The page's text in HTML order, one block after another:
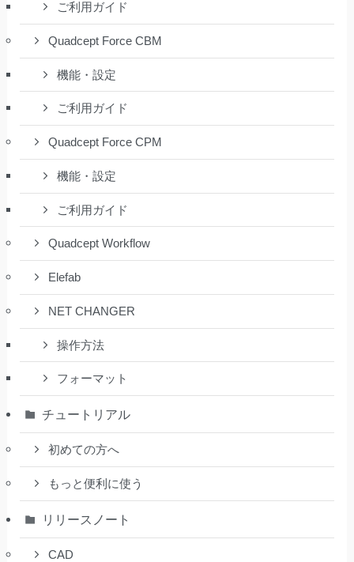
ご利用ガイド
Quadcept Force CBM
機能・設定
ご利用ガイド
Quadcept Force CPM
機能・設定
ご利用ガイド
Quadcept Workflow
Elefab
NET CHANGER
操作方法
フォーマット
チュートリアル
初めての方へ
もっと便利に使う
リリースノート
CAD